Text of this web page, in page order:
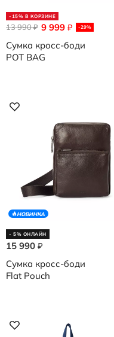
-15% В КОРЗИНЕ
9 999 ₽ -29%
13 990₽
Сумка кросс-боди
POT BAG
НОВИНКА
- 5% ОНЛАЙН
15 990 ₽
Сумка кросс-боди
Flat Pouch